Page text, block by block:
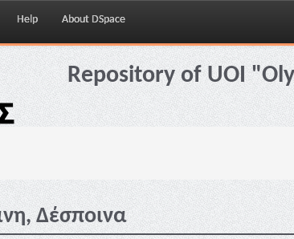
Help About DSpace
Repository of UOI
Δέσποινα